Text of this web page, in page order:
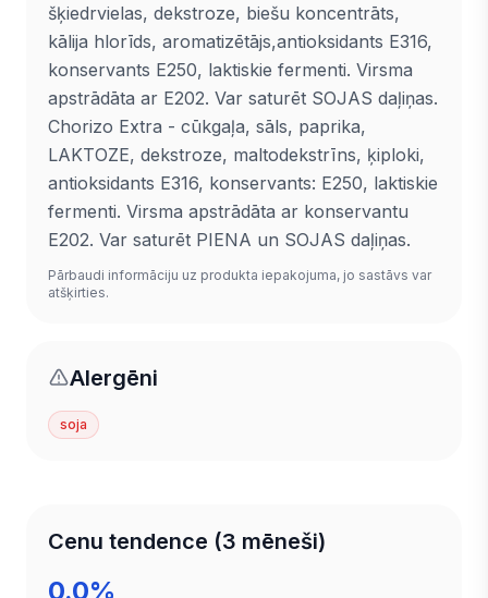
šķiedrvielas, dekstroze, biešu koncentrāts,
kālija hlorīds, aromatizētājs,antioksidants E316,
konservants E250, laktiskie fermenti. Virsma
apstrādāta ar E202. Var saturēt SOJAS daļiņas.
Chorizo Extra - cūkgaļa, sāls, paprika,
LAKTOZE, dekstroze, maltodekstrīns, ķiploki,
antioksidants E316, konservants: E250, laktiskie
fermenti. Virsma apstrādāta ar konservantu
E202. Var saturēt PIENA un SOJAS daļiņas.
Pārbaudi informāciju uz produkta iepakojuma, jo sastāvs var
atšķirties.
Alergēni
soja
Cenu tendence (3 mēneši)
0.0%